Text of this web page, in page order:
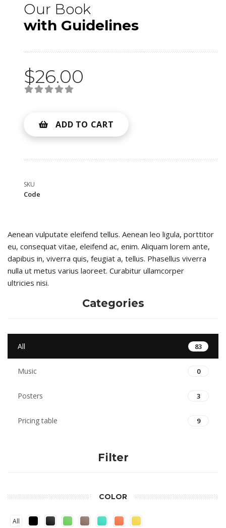
Our Book
with Guidelines
$26.00
ADD TO CART
SKU
Code
Aenean vulputate eleifend tellus. Aenean leo ligula, porttitor
eu, consequat vitae, eleifend ac, enim. Aliquam lorem ante,
dapibus in, viverra quis, feugiat a, tellus. Phasellus viverra
nulla ut metus varius laoreet. Curabitur ullamcorper
ultricies nisi.
Categories
All 83
Music 0
Posters 3
Pricing table 9
Filter
COLOR
All